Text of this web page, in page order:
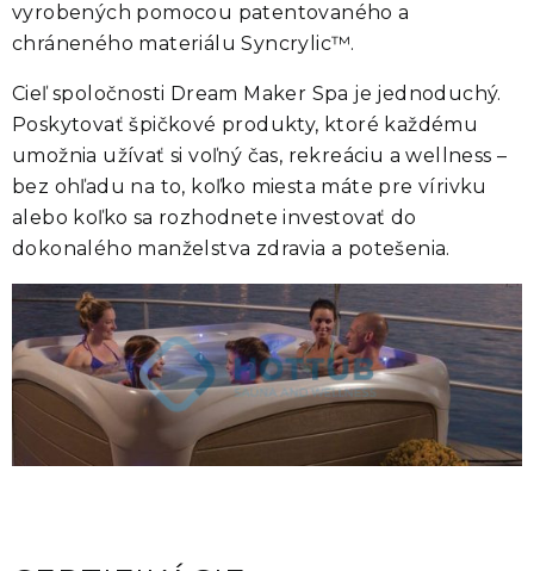
vyrobených pomocou patentovaného a
chráneného materiálu Syncrylic™.
Cieľ spoločnosti Dream Maker Spa je jednoduchý.
Poskytovať špičkové produkty, ktoré každému
umožnia užívať si voľný čas, rekreáciu a wellness –
bez ohľadu na to, koľko miesta máte pre vírivku
alebo koľko sa rozhodnete investovať do
dokonalého manželstva zdravia a potešenia.